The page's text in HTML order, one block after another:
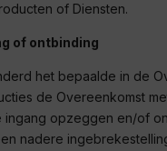
of Diensten.
of ontbinding
het bepaalde in de
de Overeenkomst
ingang opzeggen en/of
nadere